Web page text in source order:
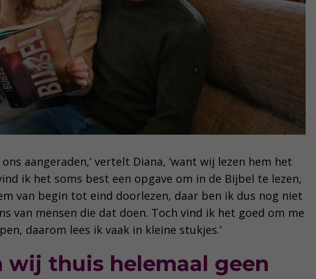
aangeraden,’ vertelt Diana, ‘want wij lezen hem het
ik het soms best een opgave om in de Bijbel te lezen,
van begin tot eind doorlezen, daar ben ik dus nog niet
van mensen die dat doen. Toch vind ik het goed om me
daarom lees ik vaak in kleine stukjes.’
wij thuis helemaal geen